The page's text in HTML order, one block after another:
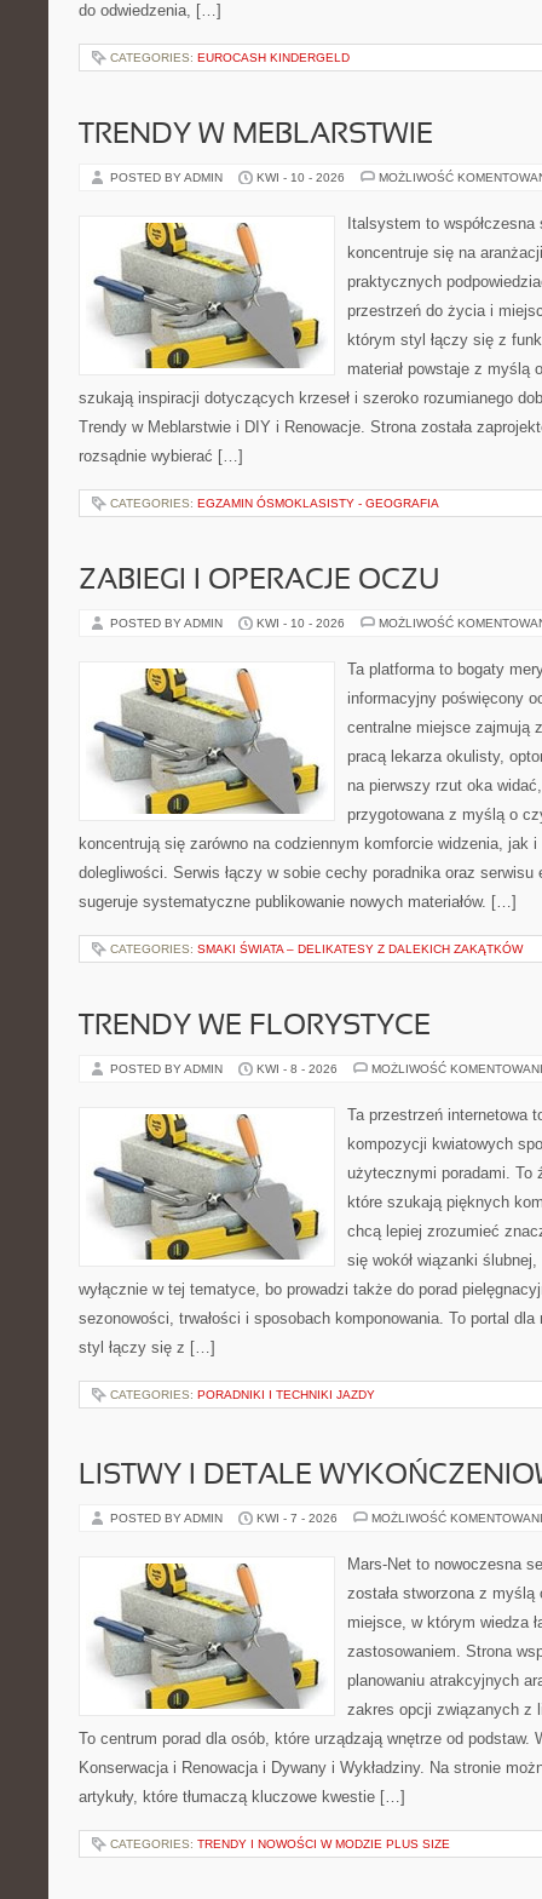
do odwiedzenia, […]
CATEGORIES: EUROCASH KINDERGELD
TRENDY W MEBLARSTWIE
POSTED BY ADMIN KWI - 10 - 2026 MOŻLIWOŚĆ
Italsystem to
koncentruje się na
praktycznych
przestrzeń do życia i
którym styl łączy się z
materiał powstaje z myślą
szukają inspiracji dotyczących krzeseł i szeroko rozumianego
Trendy w Meblarstwie i DIY i Renowacje. Strona została
rozsądnie wybierać […]
CATEGORIES: EGZAMIN ÓSMOKLASISTY - GEOGRAFIA
ZABIEGI I OPERACJE OCZU
POSTED BY ADMIN KWI - 10 - 2026 MOŻLIWOŚĆ
Ta platforma to bogaty
informacyjny poświęcony
centralne miejsce zajmują
pracą lekarza okulisty,
na pierwszy rzut oka
przygotowana z myślą o
koncentrują się zarówno na codziennym komforcie widzenia, jak
dolegliwości. Serwis łączy w sobie cechy poradnika oraz serwisu
sugeruje systematyczne publikowanie nowych materiałów. […]
CATEGORIES: SMAKI ŚWIATA – DELIKATESY Z DALEKICH ZAKĄTKÓW
TRENDY WE FLORYSTYCE
POSTED BY ADMIN KWI - 8 - 2026 MOŻLIWOŚĆ
Ta przestrzeń internetowa
kompozycji kwiatowych
użytecznymi poradami. To
które szukają pięknych
chcą lepiej zrozumieć
się wokół wiązanki
wyłącznie w tej tematyce, bo prowadzi także do porad
sezonowości, trwałości i sposobach komponowania. To portal
styl łączy się z […]
CATEGORIES: PORADNIKI I TECHNIKI JAZDY
LISTWY I DETALE
POSTED BY ADMIN KWI - 7 - 2026 MOŻLIWOŚĆ
Mars-Net to nowoczesna
została stworzona z
miejsce, w którym wiedza
zastosowaniem. Strona
planowaniu atrakcyjnych
zakres opcji związanych z
To centrum porad dla osób, które urządzają wnętrze od podstaw.
Konserwacja i Renowacja i Dywany i Wykładziny. Na stronie
artykuły, które tłumaczą kluczowe kwestie […]
CATEGORIES: TRENDY I NOWOŚCI W MODZIE PLUS SIZE